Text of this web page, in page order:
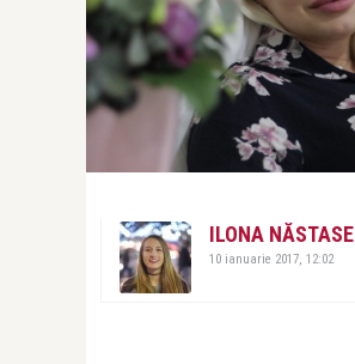
ILONA NĂSTASE
10 ianuarie 2017, 12:02